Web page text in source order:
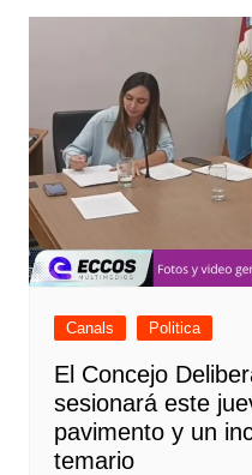
Canals Politica
El Concejo
sesionará este
pavimento y un
temario